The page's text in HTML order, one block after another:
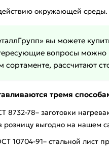
окружающей среды.
вы можете
вопросы
сортаменте, рассчитают
тремя
8732-78– заготовки
розницу выгодно на нашем
10704-91– стальной лист